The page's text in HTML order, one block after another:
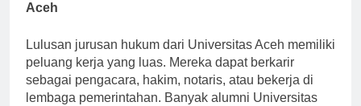
Aceh
Lulusan jurusan hukum dari Universitas Aceh memiliki
peluang kerja yang luas. Mereka dapat berkarir
sebagai pengacara, hakim, notaris, atau bekerja di
lembaga pemerintahan. Banyak alumni Universitas